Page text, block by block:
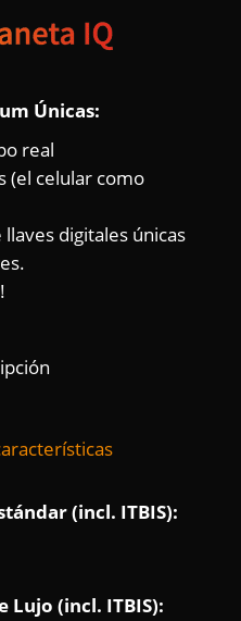
Únicas:
real
(el celular como
digitales únicas
(incl. ITBIS):
Lujo (incl. ITBIS):